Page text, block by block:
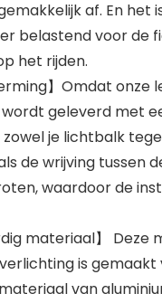
af. En het
belastend voor de
het rijden.
】Omdat onze
geleverd met
zowel je lichtbalk
de wrijving tussen
waardoor de
materiaal】 Deze
is gemaakt
van